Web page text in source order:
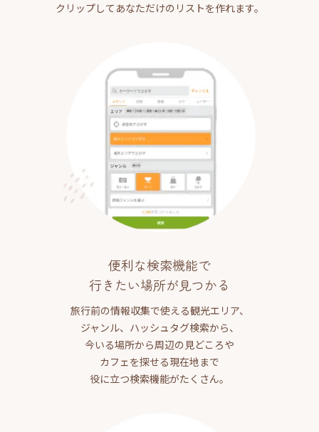
クリップしてあなただけのリストを作れます。
便利な検索機能で
行きたい場所が見つかる
旅行前の情報収集で使える観光エリア、
ジャンル、ハッシュタグ検索から、
今いる場所から周辺の見どころや
カフェを探せる現在地まで
役に立つ検索機能がたくさん。